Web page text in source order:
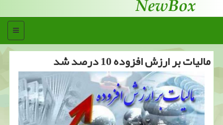
منو
مالیات بر ارزش افزوده 10 درصد شد